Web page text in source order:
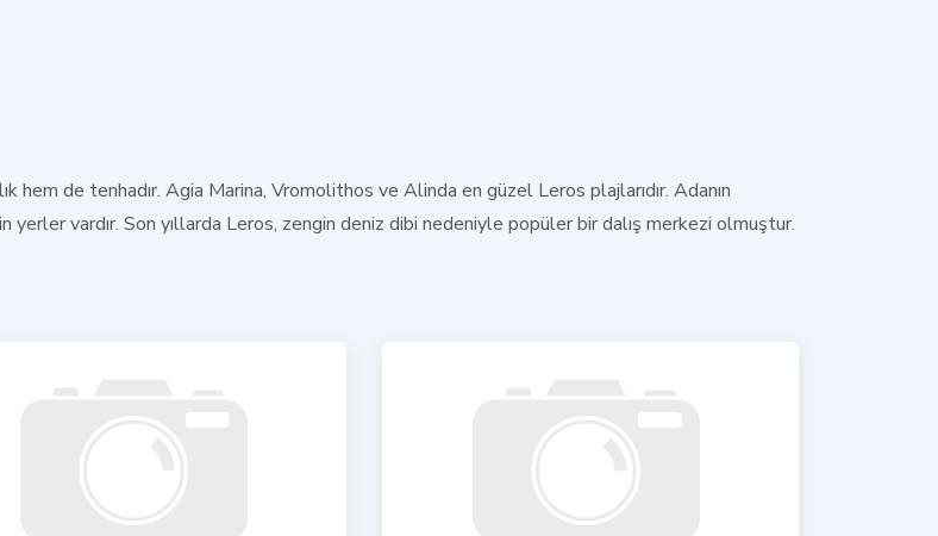
hem de tenhadır. Agia Marina, Vromolithos ve Alinda en güzel Leros plajlarıdır. Adanın
yerler vardır. Son yıllarda Leros, zengin deniz dibi nedeniyle popüler bir dalış merkezi olmuştur.